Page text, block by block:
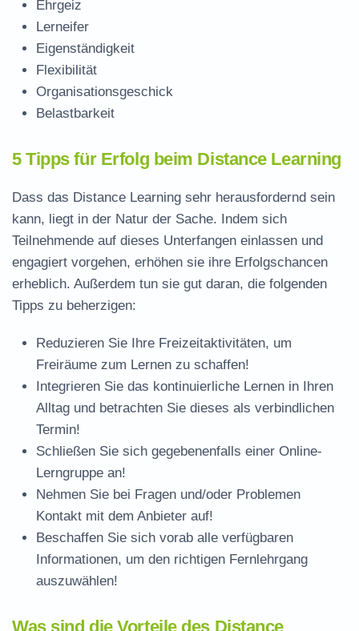
Ehrgeiz
Lerneifer
Eigenständigkeit
Flexibilität
Organisationsgeschick
Belastbarkeit
5 Tipps für Erfolg beim Distance Learning
Dass das Distance Learning sehr herausfordernd sein
kann, liegt in der Natur der Sache. Indem sich
Teilnehmende auf dieses Unterfangen einlassen und
engagiert vorgehen, erhöhen sie ihre Erfolgschancen
erheblich. Außerdem tun sie gut daran, die folgenden
Tipps zu beherzigen:
Reduzieren Sie Ihre Freizeitaktivitäten, um
Freiräume zum Lernen zu schaffen!
Integrieren Sie das kontinuierliche Lernen in Ihren
Alltag und betrachten Sie dieses als verbindlichen
Termin!
Schließen Sie sich gegebenenfalls einer Online-
Lerngruppe an!
Nehmen Sie bei Fragen und/oder Problemen
Kontakt mit dem Anbieter auf!
Beschaffen Sie sich vorab alle verfügbaren
Informationen, um den richtigen Fernlehrgang
auszuwählen!
Was sind die Vorteile des Distance